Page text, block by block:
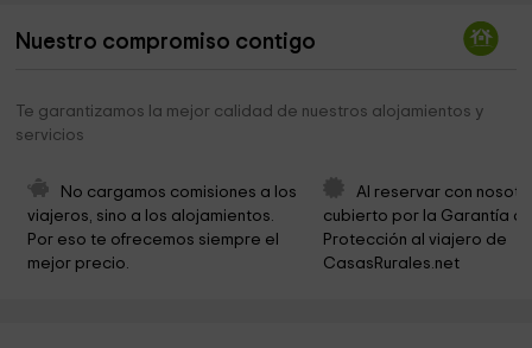
Ermita de Santa Rosalía 2,9 km
Montaña De La Breña
La Palma Airport
Monte Turri
Servisair Ibérica S A 3,4 km
Nuestro compromiso contigo
Te garantizamos la mejor calidad de nuestros alojamientos y
servicios
No cargamos comisiones a los
viajeros, sino a los alojamientos.
Por eso te ofrecemos siempre el
mejor precio.
Al reservar con
cubierto por la Garantía
Protección al viajero de
CasasRurales.net